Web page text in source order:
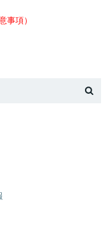
事項）